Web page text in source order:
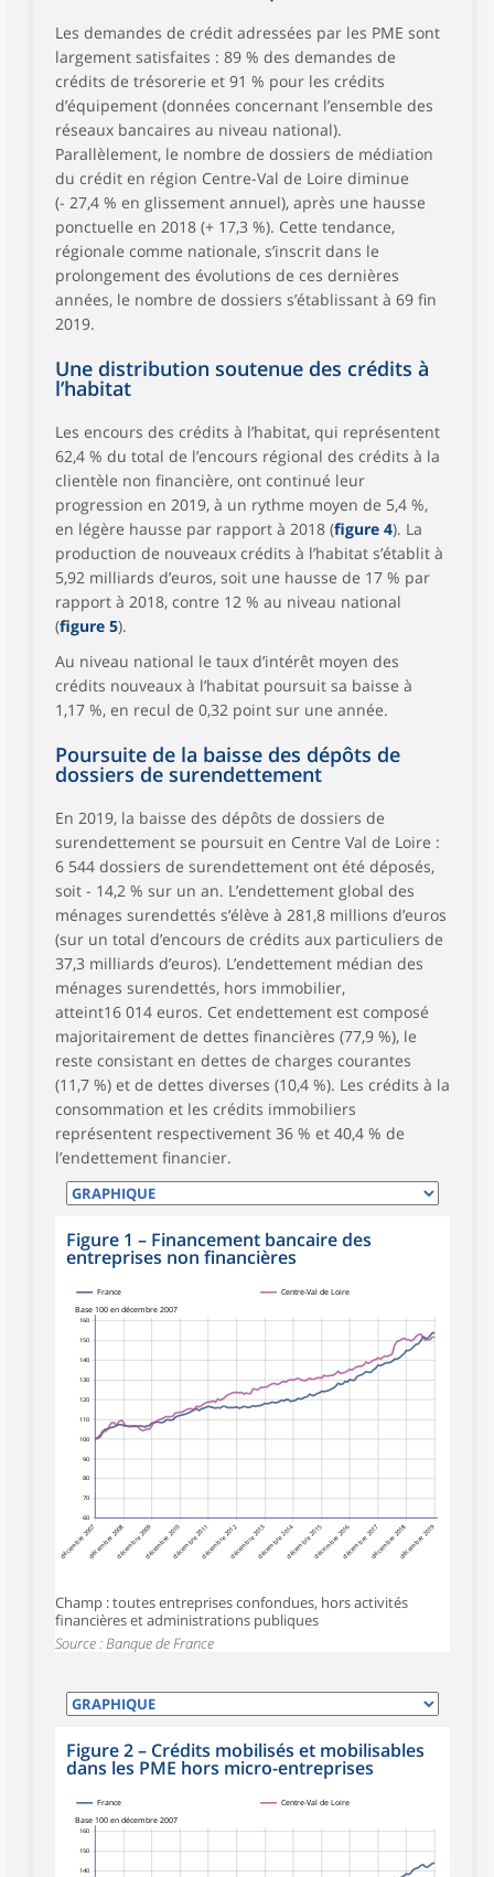
Les demandes de crédit adressées par les PME sont
largement satisfaites : 89 % des demandes de
crédits de trésorerie et 91 % pour les crédits
d’équipement (données concernant l’ensemble des
réseaux bancaires au niveau national).
Parallèlement, le nombre de dossiers de médiation
du crédit en région Centre-Val de Loire diminue
(- 27,4 % en glissement annuel), après une hausse
ponctuelle en 2018 (+ 17,3 %). Cette tendance,
régionale comme nationale, s’inscrit dans le
prolongement des évolutions de ces dernières
années, le nombre de dossiers s’établissant à 69 fin
2019.
Une distribution soutenue des crédits à
l’habitat
Les encours des crédits à l’habitat, qui représentent
62,4 % du total de l’encours régional des crédits à la
clientèle non financière, ont continué leur
progression en 2019, à un rythme moyen de 5,4 %,
en légère hausse par rapport à 2018 (figure 4). La
production de nouveaux crédits à l’habitat s’établit à
5,92 milliards d’euros, soit une hausse de 17 % par
rapport à 2018, contre 12 % au niveau national
(figure 5).
Au niveau national le taux d’intérêt moyen des
crédits nouveaux à l’habitat poursuit sa baisse à
1,17 %, en recul de 0,32 point sur une année.
Poursuite de la baisse des dépôts de
dossiers de surendettement
En 2019, la baisse des dépôts de dossiers de
surendettement se poursuit en Centre Val de Loire :
6 544 dossiers de surendettement ont été déposés,
soit - 14,2 % sur un an. L’endettement global des
ménages surendettés s’élève à 281,8 millions d’euros
(sur un total d’encours de crédits aux particuliers de
37,3 milliards d’euros). L’endettement médian des
ménages surendettés, hors immobilier,
atteint16 014 euros. Cet endettement est composé
majoritairement de dettes financières (77,9 %), le
reste consistant en dettes de charges courantes
(11,7 %) et de dettes diverses (10,4 %). Les crédits à la
consommation et les crédits immobiliers
représentent respectivement 36 % et 40,4 % de
l’endettement financier.
Figure 1 – Financement bancaire des
entreprises non financières
60
70
80
90
100
110
120
130
140
150
160
Base 100 en décembre 2007
décembre 2007décembre 2008décembre 2009décembre 2010décembre 2011décembre 2012décembre 2013décembre 2014décembre 2015décembre 2016décembre 2017décembre 2018décembre 2019
France Centre-Val de Loire
Champ : toutes entreprises confondues, hors activités
financières et administrations publiques
Source : Banque de France
Figure 2– Crédits mobilisés et mobilisables
dans les PME hors micro-entreprises
140
150
160
Base 100 en décembre 2007
France Centre-Val de Loire